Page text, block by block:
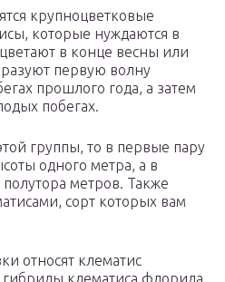
крупноцветковые
которые нуждаются в
в конце весны или
первую волну
прошлого года, а затем
побегах.
группы, то в первые пару
одного метра, а в
метров. Также
сорт которых вам
относят клематис
клематиса флорида